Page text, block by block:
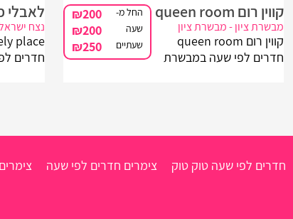
קווין רום queen room
מבשרת ציון - מבשרת ציון
קווין רום queen room
חדרים לפי שעה במבשרת
ציון ליד ירושלים.
החל מ- ₪200
שעה ₪200
שעתיים ₪250
לאבלי
נצח ישראל 2 - מבשרת
חדרים
חדרים לפי שעה טוק טוק צימרים חדרים לפי שעה